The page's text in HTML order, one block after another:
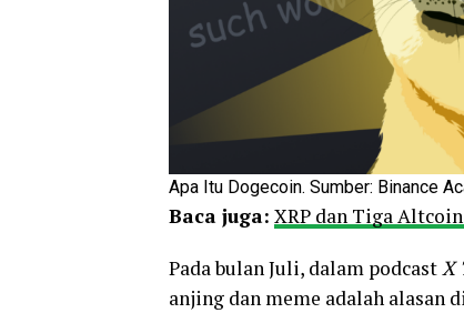
Apa Itu Dogecoin. Sumber: Binance
Baca juga: XRP dan Tiga
Pada bulan Juli, dalam podcastX
anjing dan meme adalah alasan